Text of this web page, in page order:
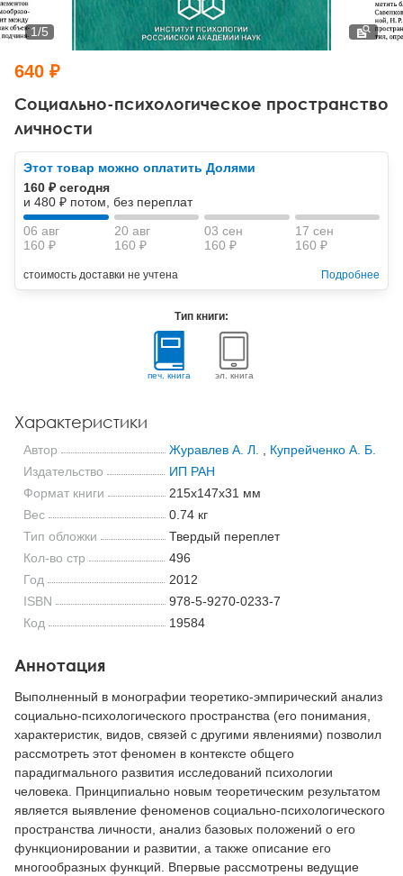
Тревожные расстройства, панические атаки
Психодрама
Другие направления психотерапии
Классический, эриксоновский гипноз и НЛП
НЛП
Психология труда и эргономика
Социальная психология
Социальная и организационная психология
Классический и юнгианский психоанализ
Социально-психологическое пространство
личности
1/5
640 ₽
Этот товар можно оплатить Долями
160 ₽ сегодня
и 480 ₽ потом, без переплат
06 авг
160 ₽
20 авг
160 ₽
03 сен
160 ₽
17 сен
160 ₽
стоимость доставки не учтена Подробнее
Тип книги:
печ. книга эл. книга
Характеристики
Автор Журавлев А. Л.
Купрейченко А. Б.
Издательство
ИП РАН
Формат книги
215x147x31 мм
Вес
0.74 кг
Тип обложки
Твердый переплет
Кол-во стр
496
Год
2012
ISBN
978-5-9270-0233-7
Код
19584
Аннотация
Выполненный в монографии теоретико-эмпирический анализ
социально-психологического пространства (его понимания,
характеристик, видов, связей с другими явлениями) позволил
рассмотреть этот феномен в контексте общего
парадигмального развития исследований психологии
человека. Принципиально новым теоретическим результатом
является выявление феноменов социально-психологического
пространства личности, анализ базовых положений о его
функционировании и развитии, а также описание его
многообразных функций. Впервые рассмотрены ведущие